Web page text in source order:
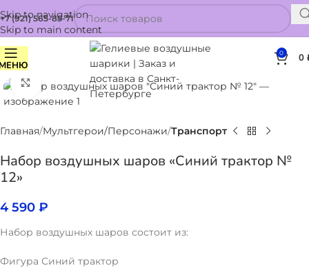
Skip to navigation
Skip to main content
+7 (921) 565-85-71
0 0
Нажмите, чтобы увеличить
Главная Мультгерои/Персонажи Транспорт
Набор воздушных шаров «Синий трактор №
12»
4 590 ₽
Набор воздушных шаров состоит из:
Фигура Синий трактор